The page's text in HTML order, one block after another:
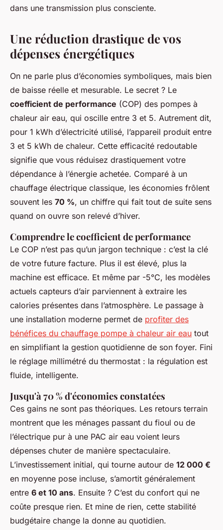
dans une transmission plus consciente.
Une réduction drastique de vos
dépenses énergétiques
On ne parle plus d’économies symboliques, mais bien
de baisse réelle et mesurable. Le secret ? Le
coefficient de performance (COP) des pompes à
chaleur air eau, qui oscille entre 3 et 5. Autrement dit,
pour 1 kWh d’électricité utilisé, l’appareil produit entre
3 et 5 kWh de chaleur. Cette efficacité redoutable
signifie que vous réduisez drastiquement votre
dépendance à l’énergie achetée. Comparé à un
chauffage électrique classique, les économies frôlent
souvent les 70 %, un chiffre qui fait tout de suite sens
quand on ouvre son relevé d’hiver.
Comprendre le coefficient de performance
Le COP n’est pas qu’un jargon technique : c’est la clé
de votre future facture. Plus il est élevé, plus la
machine est efficace. Et même par -5°C, les modèles
actuels capteurs d’air parviennent à extraire les
calories présentes dans l’atmosphère. Le passage à
une installation moderne permet de profiter des
bénéfices du chauffage pompe à chaleur air eau tout
en simplifiant la gestion quotidienne de son foyer. Fini
le réglage millimétré du thermostat : la régulation est
fluide, intelligente.
Jusqu'à 70 % d'économies constatées
Ces gains ne sont pas théoriques. Les retours terrain
montrent que les ménages passant du fioul ou de
l’électrique pur à une PAC air eau voient leurs
dépenses chuter de manière spectaculaire.
L’investissement initial, qui tourne autour de 12 000 €
en moyenne pose incluse, s’amortit généralement
entre 6 et 10 ans. Ensuite ? C’est du confort qui ne
coûte presque rien. Et mine de rien, cette stabilité
budgétaire change la donne au quotidien.